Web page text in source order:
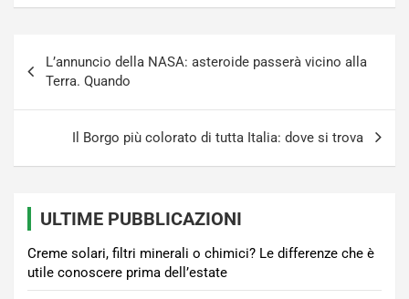
articoli
L’annuncio della NASA: asteroide passerà vicino alla
Terra. Quando
Il Borgo più colorato di tutta Italia: dove si trova
ULTIME PUBBLICAZIONI
Creme solari, filtri minerali o chimici? Le differenze che è
utile conoscere prima dell’estate